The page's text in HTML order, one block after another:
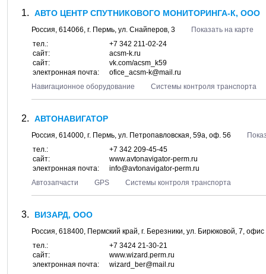
АВТО ЦЕНТР СПУТНИКОВОГО МОНИТОРИНГА-К, ООО
Россия, 614066, г. Пермь, ул. Снайперов, 3
Показать на карте
тел.:
+7 342 211-02-24
сайт:
acsm-k.ru
сайт:
vk.com/acsm_k59
электронная почта:
ofice_acsm-k@mail.ru
Навигационное оборудование
Системы контроля транспорта
АВТОНАВИГАТОР
Россия, 614000, г. Пермь, ул. Петропавловская, 59а, оф. 56
тел.:
+7 342 209-45-45
сайт:
www.avtonavigator-perm.ru
электронная почта:
info@avtonavigator-perm.ru
Автозапчасти
GPS Системы контроля транспорта
ВИЗАРД, ООО
Россия, 618400, Пермский край, г. Березники, ул. Бирюковой, 7,
тел.:
+7 3424 21-30-21
сайт:
www.wizard.perm.ru
электронная почта:
wizard_ber@mail.ru